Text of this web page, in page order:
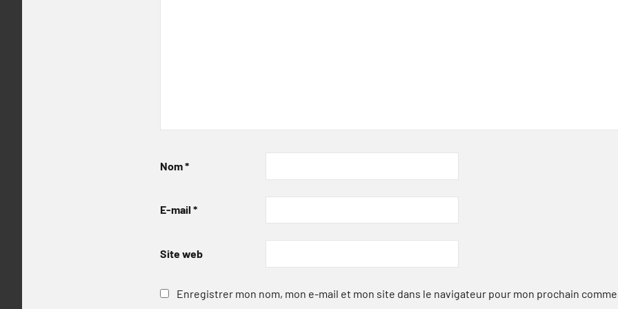
Nom*
E-mail *
Site web
Enregistrer mon nom, mon e-mail et mon site dans le navigateur pour mon prochain